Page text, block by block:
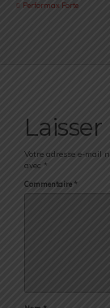
Performax Forte
Votre adresse e-mail
avec *
Commentaire *